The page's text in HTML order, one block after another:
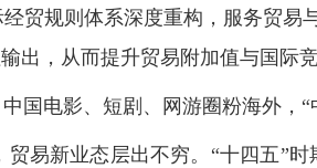
贸规则体系深度重构，服务贸易
出，从而提升贸易附加值与国际竞
国电影、短剧、网游圈粉海外，
易新业态层出不穷。“十四五”